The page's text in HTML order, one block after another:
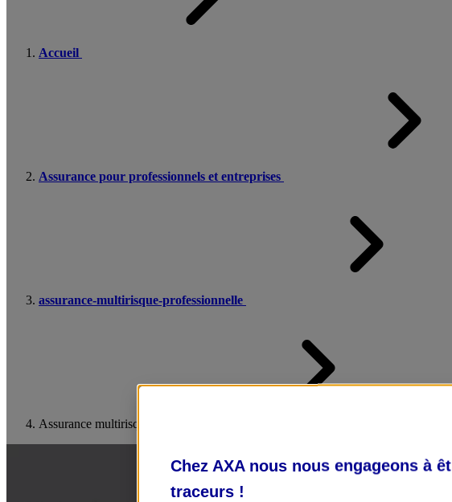
Accueil
Assurance pour professionnels et entreprises
assurance-multirisque-professionnelle
Assurance multirisque agricole
Chez AXA nous nous engageons à
traceurs !